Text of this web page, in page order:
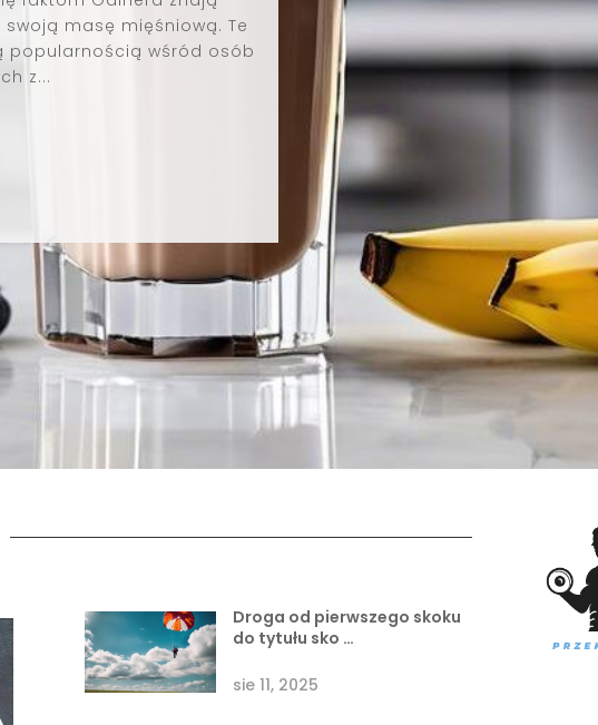
dostarczanie
Droga od pierwszego skoku
do tytułu sko …
sie 11, 2025